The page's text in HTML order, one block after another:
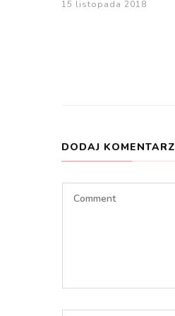
15 listopada 2018
DODAJ KOMENTARZ